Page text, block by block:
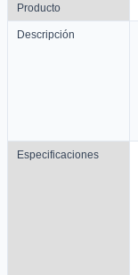
Producto
Descripción
Especificaciones